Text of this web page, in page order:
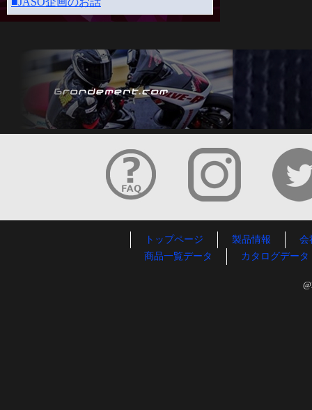
トップページ 製品情報
会
商品一覧データ
カタログデータ